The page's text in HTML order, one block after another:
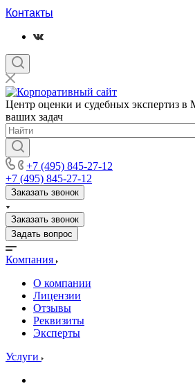
Контакты
Центр оценки и судебных экспертиз в
ваших задач
+7 (495) 845-27-12
+7 (495) 845-27-12
Заказать звонок
Заказать звонок
Задать вопрос
Компания
О компании
Лицензии
Отзывы
Реквизиты
Эксперты
Услуги